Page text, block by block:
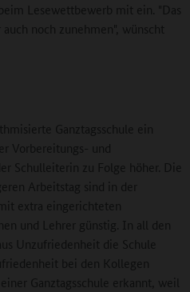
Lesewettbewerb mit ein. "Das
noch zunehmen", wünscht
Ganztagsschule ein
Vorbereitungs- und
Schulleiterin zu Folge höher. Die
Arbeitstag sind in der
extra eingerichteten
und Lehrer günstig. In all den
Unzufriedenheit die Schule
bei den Kollegen
Ganztagsschule erkannt, weil